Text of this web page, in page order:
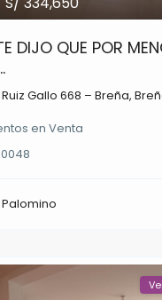
DIJO QUE POR
Gallo 668 – Breña,
enVenta
Palomino